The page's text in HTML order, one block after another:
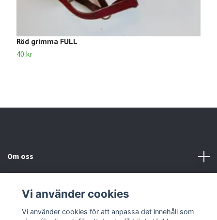
Röd grimma FULL
40 kr
Om oss
Kontakta oss
Vi använder cookies
Vi använder cookies för att anpassa det innehåll som